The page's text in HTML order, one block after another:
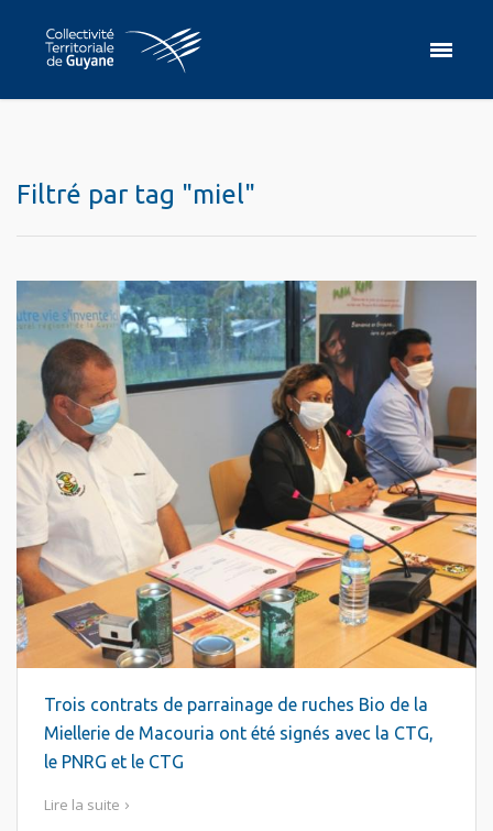
Filtré par tag "miel"
Trois contrats de parrainage de ruches Bio de la
Miellerie de Macouria ont été signés avec la CTG,
le PNRG et le CTG
Lire la suite